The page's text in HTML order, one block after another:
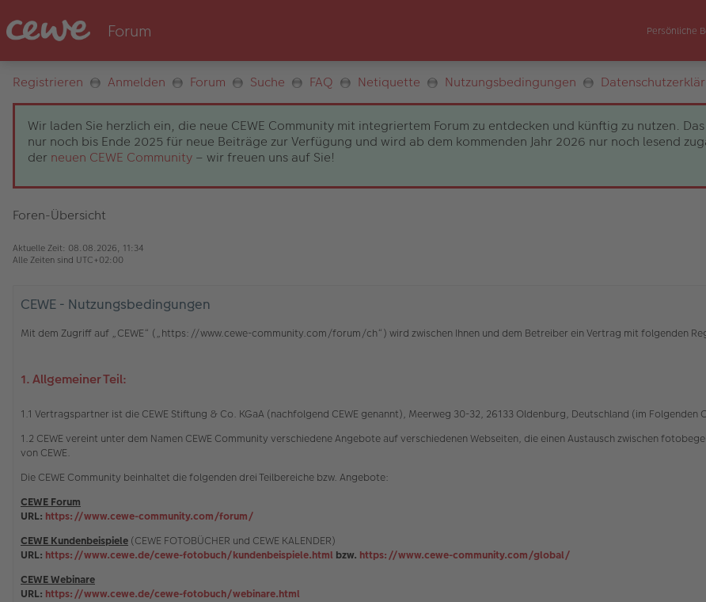
Persönliche
Registrieren Anmelden Forum Suche FAQ Netiquette Nutzungsbedingungen
Wir laden Sie herzlich ein, die neue CEWE Community mit integriertem Forum zu entdecken und künftig zu nutzen.
nur noch bis Ende 2025 für neue Beiträge zur Verfügung und wird ab dem kommenden Jahr 2026 nur noch lesend
der neuen CEWE Community – wir freuen uns auf Sie!
Foren-Übersicht
Aktuelle Zeit: 08.08.2026, 11:34
Alle Zeiten sind UTC+02:00
CEWE - Nutzungsbedingungen
Mit dem Zugriff auf „CEWE“ („https://www.cewe-community.com/forum/ch“) wird zwischen Ihnen und dem Betreiber ein Vertrag mit folgenden
1. Allgemeiner Teil:
1.1 Vertragspartner ist die CEWE Stiftung & Co. KGaA (nachfolgend CEWE genannt), Meerweg 30-32, 26133 Oldenburg, Deutschland (im Folgenden
1.2 CEWE vereint unter dem Namen CEWE Community verschiedene Angebote auf verschiedenen Webseiten, die einen Austausch zwischen
von CEWE.
Die CEWE Community beinhaltet die folgenden drei Teilbereiche bzw. Angebote:
CEWE Forum
URL: https://www.cewe-community.com/forum/
CEWE Kundenbeispiele (CEWE FOTOBÜCHER und CEWE KALENDER)
URL: https://www.cewe.de/cewe-fotobuch/kundenbeispiele.html bzw. https://www.cewe-community.com/global/
CEWE Webinare
URL: https://www.cewe.de/cewe-fotobuch/webinare.html